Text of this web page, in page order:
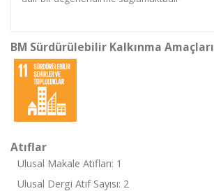
BM Sürdürülebilir Kalkınma Amaçları
Atıflar
Ulusal Makale Atıfları: 1
Ulusal Dergi Atıf Sayısı: 2